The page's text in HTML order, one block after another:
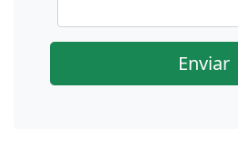
Enviar